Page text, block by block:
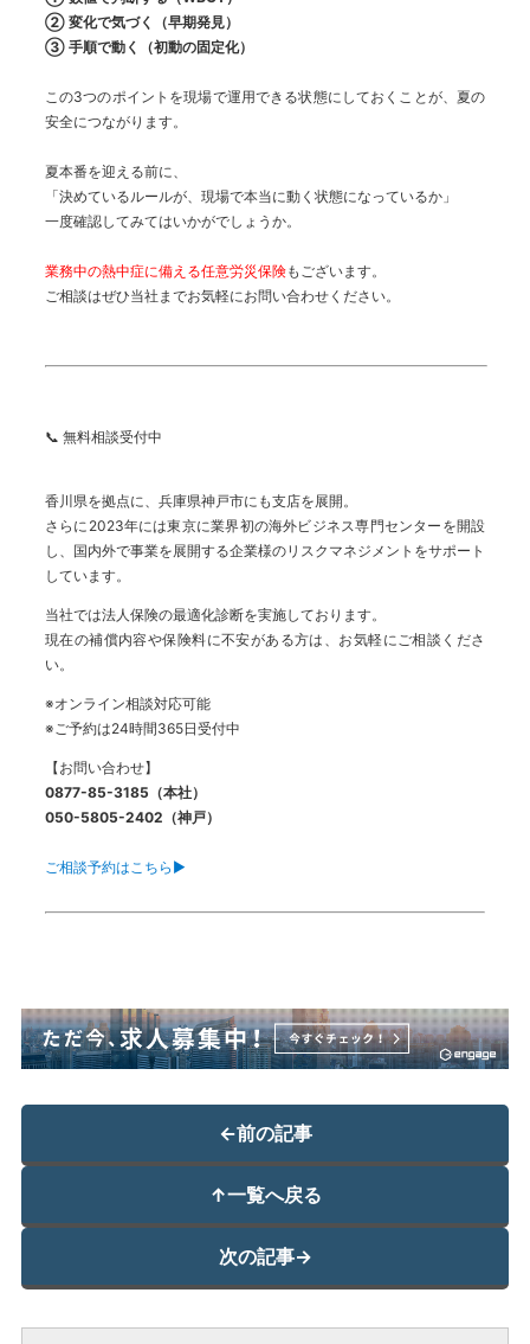
② 変化で気づく（早期発見）
③ 手順で動く（初動の固定化）
この3つのポイントを現場で運用できる状態にしておくことが、夏の
安全につながります。
夏本番を迎える前に、
「決めているルールが、現場で本当に動く状態になっているか」
一度確認してみてはいかがでしょうか。
業務中の熱中症に備える任意労災保険もございます。
ご相談はぜひ当社までお気軽にお問い合わせください。
📞 無料相談受付中
香川県を拠点に、兵庫県神戸市にも支店を展開。
さらに2023年には東京に業界初の海外ビジネス専門センターを開設
し、国内外で事業を展開する企業様のリスクマネジメントをサポート
しています。
当社では法人保険の最適化診断を実施しております。
現在の補償内容や保険料に不安がある方は、お気軽にご相談くださ
い。
※オンライン相談対応可能
※ご予約は24時間365日受付中
【お問い合わせ】
0877-85-3185（本社）
050-5805-2402（神戸）
ご相談予約はこちら▶
←前の記事
↑一覧へ戻る
次の記事→